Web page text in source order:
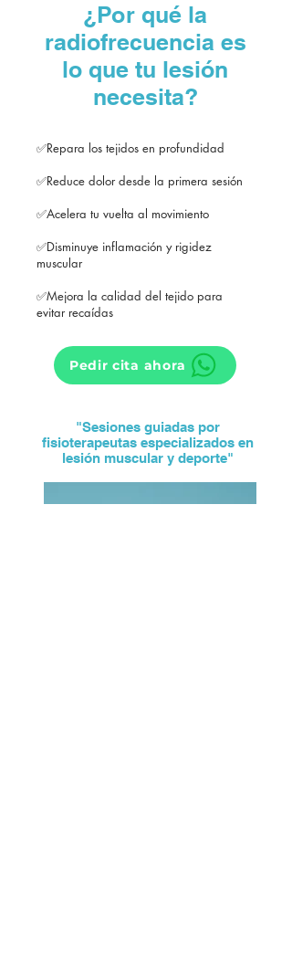
¿Por qué la
radiofrecuencia es
lo que tu lesión
necesita?
✅Repara los tejidos en profundidad
✅Reduce dolor desde la primera sesión
✅Acelera tu vuelta al movimiento
✅Disminuye inflamación y rigidez
muscular
✅Mejora la calidad del tejido para
evitar recaídas
Pedir cita ahora
"Sesiones guiadas por
fisioterapeutas especializados en
lesión muscular y deporte"